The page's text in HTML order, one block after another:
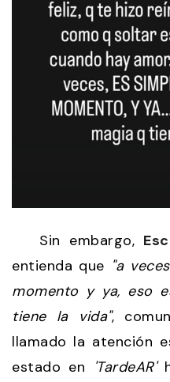
Sin embargo,
entienda que "a
momento y ya, eso
tiene la vida",
llamado la atención
estado en 'TardeAR'